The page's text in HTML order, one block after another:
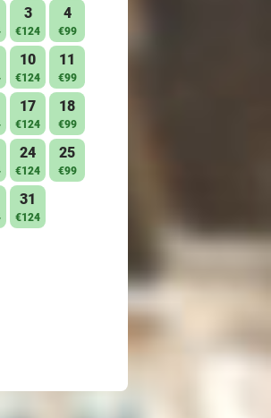
3
€124
4
€99
10
€124
11
€99
17
€124
18
€99
24
€124
25
€99
31
€124